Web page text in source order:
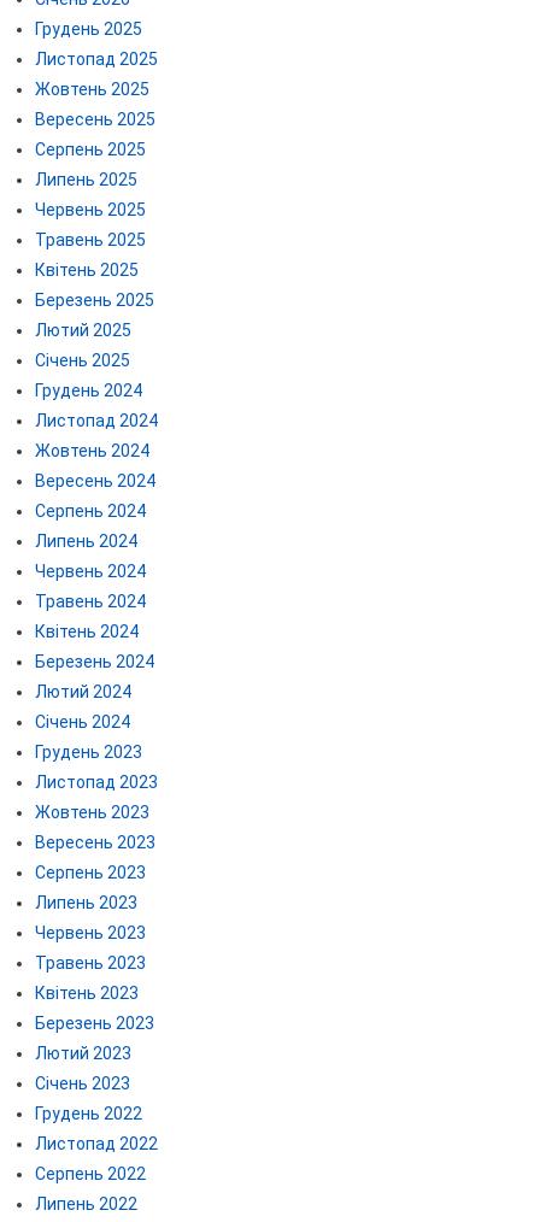
Грудень 2025
Листопад 2025
Жовтень 2025
Вересень 2025
Серпень 2025
Липень 2025
Червень 2025
Травень 2025
Квітень 2025
Березень 2025
Лютий 2025
Січень 2025
Грудень 2024
Листопад 2024
Жовтень 2024
Вересень 2024
Серпень 2024
Липень 2024
Червень 2024
Травень 2024
Квітень 2024
Березень 2024
Лютий 2024
Січень 2024
Грудень 2023
Листопад 2023
Жовтень 2023
Вересень 2023
Серпень 2023
Липень 2023
Червень 2023
Травень 2023
Квітень 2023
Березень 2023
Лютий 2023
Січень 2023
Грудень 2022
Листопад 2022
Серпень 2022
Липень 2022